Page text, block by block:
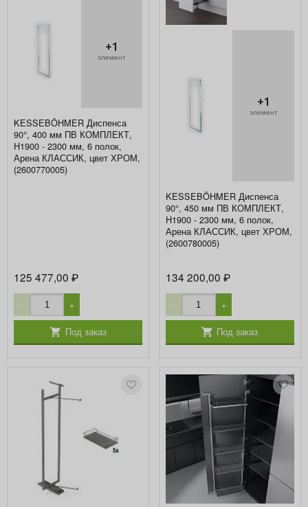
+1
элемент
KESSEBÖHMER Диспенса
90°, 400 мм ПВ КОМПЛЕКТ,
H1900 - 2300 мм, 6 полок,
Арена КЛАССИК, цвет ХРОМ,
(2600770005)
125 477,00₽
− +
Под заказ
+1
элемент
KESSEBÖHMER Диспенса
90°, 450 мм ПВ КОМПЛЕКТ,
H1900 - 2300 мм, 6 полок,
Арена КЛАССИК, цвет ХРОМ,
(2600780005)
134 200,00 ₽
− +
Под заказ